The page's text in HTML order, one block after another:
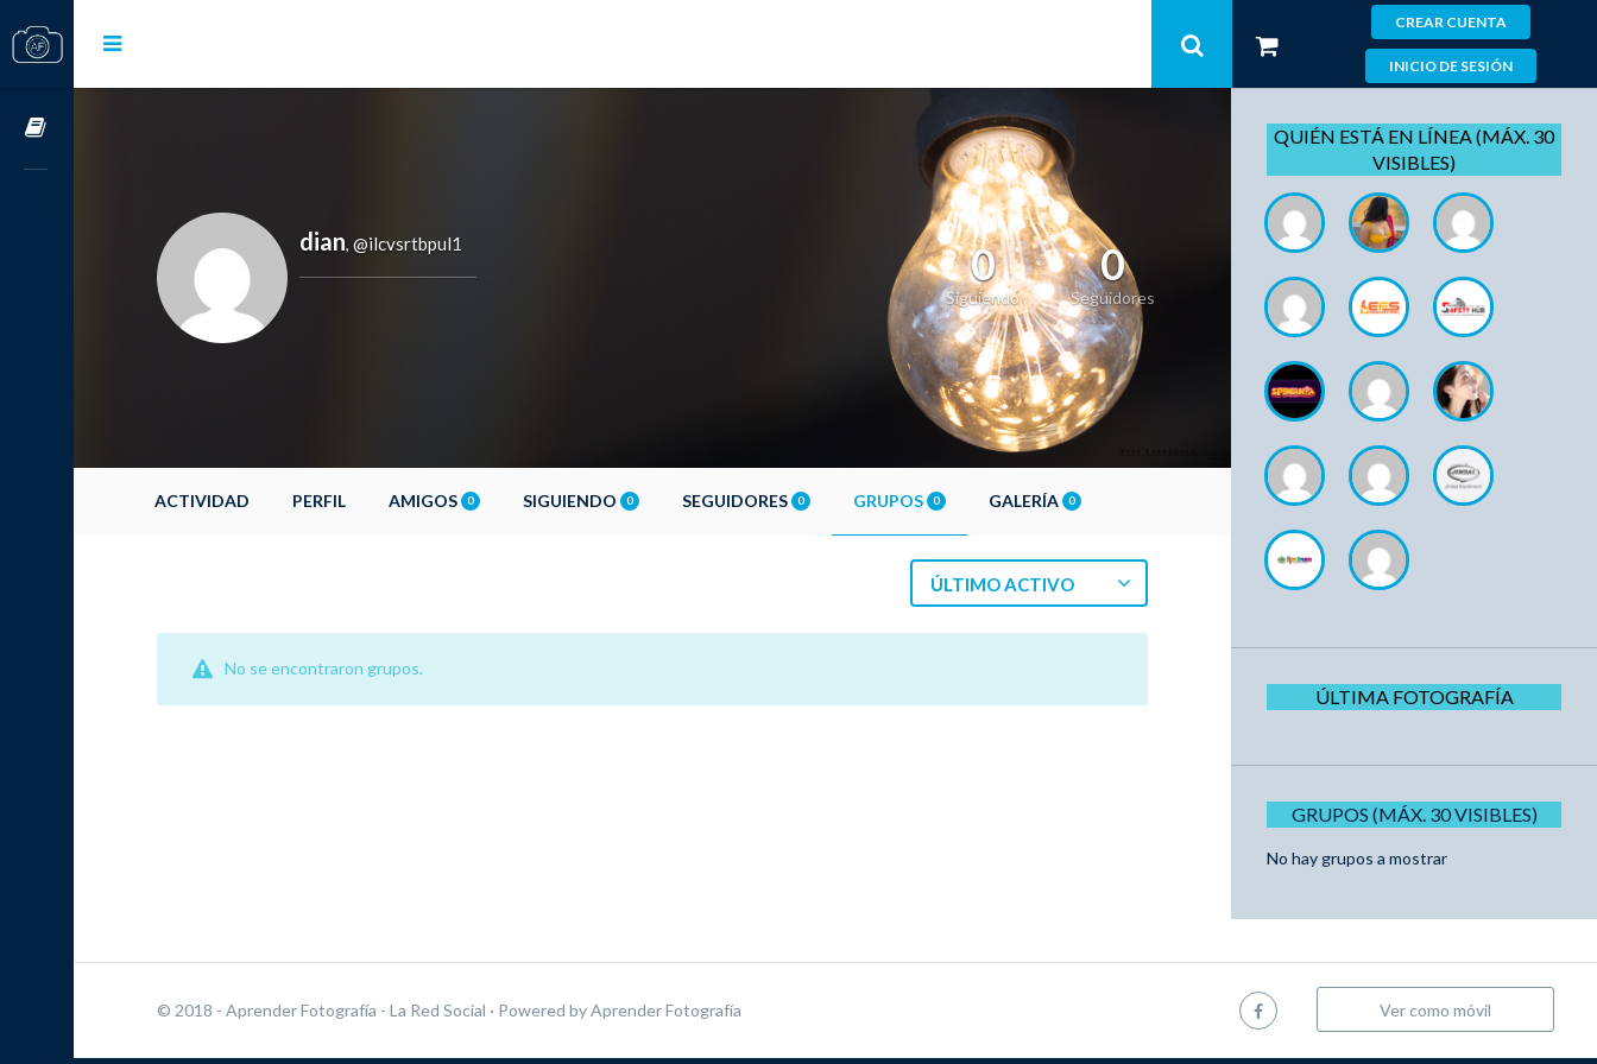
CREAR CUENTA
INICIO DE SESIÓN
dian, @ilcvsrtbpul1 0
Siguiendo
0
Seguidores
ACTIVIDAD PERFIL AMIGOS 0 SIGUIENDO 0 SEGUIDORES 0 GRUPOS 0 GALERÍA 0
ÚLTIMO ACTIVO
No se encontraron grupos.
QUIÉN ESTÁ EN LÍNEA (MÁX. 30
VISIBLES)
ÚLTIMA FOTOGRAFÍA
GRUPOS (MÁX. 30 VISIBLES)
No hay grupos a mostrar
© 2018 - Aprender Fotografía - La Red Social · Powered byAprender Fotografía